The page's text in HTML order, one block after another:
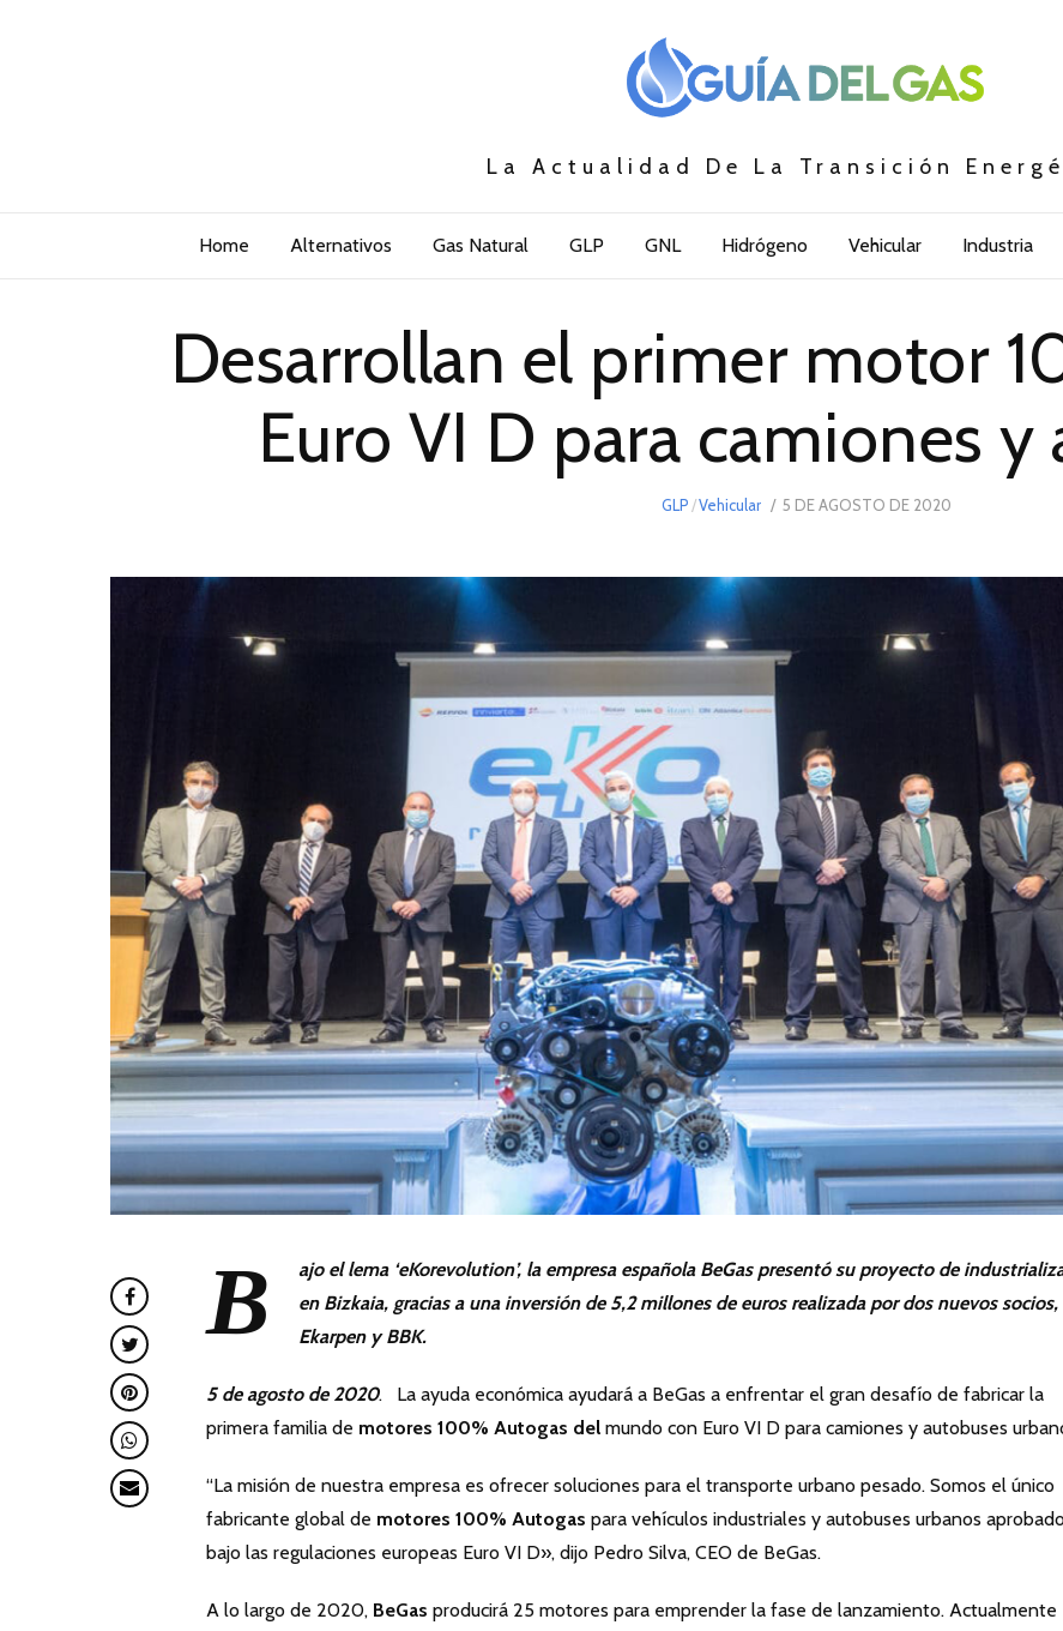
La Actualidad De La Transición
Home Alternativos Gas Natural GLP GNL Hidrógeno Vehicular Industria
Desarrollan el primer motor
Euro VI D para camiones y
GLP/Vehicular
POSTED
5 DE AGOSTO DE 2020
DE
B
ajo el lema ‘eKorevolution’, la empresa española BeGas presentó su proyecto de
en Bizkaia, gracias a una inversión de 5,2 millones de euros realizada por dos nuevos socios,
Ekarpen y BBK.
5 de agosto de 2020. La ayuda económica ayudará a BeGas a enfrentar el gran desafío de fabricar la
primera familia de motores 100% Autogas del mundo con Euro VI D para camiones y autobuses
“La misión de nuestra empresa es ofrecer soluciones para el transporte urbano pesado. Somos el único
fabricante global de motores 100% Autogas para vehículos industriales y autobuses urbanos
bajo las regulaciones europeas Euro VI D», dijo Pedro Silva, CEO de BeGas.
A lo largo de 2020, BeGas producirá 25 motores para emprender la fase de lanzamiento. Actualmente